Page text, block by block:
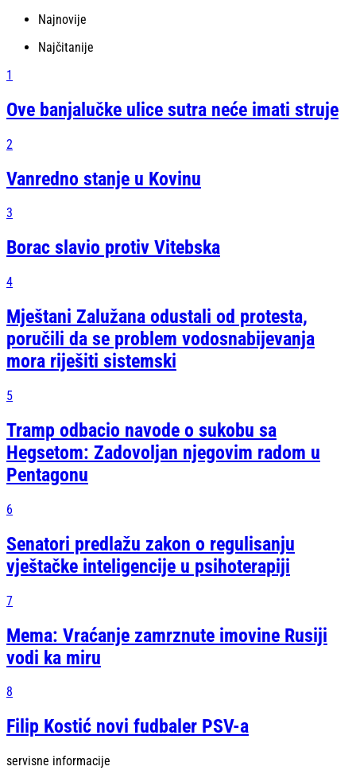
Najnovije
Najčitanije
1
Ove banjalučke ulice sutra neće imati struje
2
Vanredno stanje u Kovinu
3
Borac slavio protiv Vitebska
4
Mještani Zalužana odustali od protesta,
poručili da se problem vodosnabijevanja
mora riješiti sistemski
5
Tramp odbacio navode o sukobu sa
Hegsetom: Zadovoljan njegovim radom u
Pentagonu
6
Senatori predlažu zakon o regulisanju
vještačke inteligencije u psihoterapiji
7
Mema: Vraćanje zamrznute imovine Rusiji
vodi ka miru
8
Filip Kostić novi fudbaler PSV-a
servisne informacije